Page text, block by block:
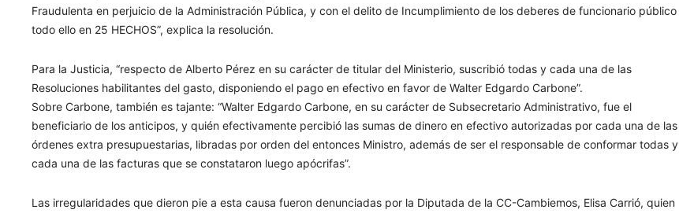
Fraudulenta en perjuicio de la Administración Pública, y con el delito de Incumplimiento de los deberes de funcionario público
todo ello en 25 HECHOS”, explica la resolución.
Para la Justicia, “respecto de Alberto Pérez en su carácter de titular del Ministerio, suscribió todas y cada una de las
Resoluciones habilitantes del gasto, disponiendo el pago en efectivo en favor de Walter Edgardo Carbone”.
Sobre Carbone, también es tajante: “Walter Edgardo Carbone, en su carácter de Subsecretario Administrativo, fue el
beneficiario de los anticipos, y quién efectivamente percibió las sumas de dinero en efectivo autorizadas por cada una de las
órdenes extra presupuestarias, libradas por orden del entonces Ministro, además de ser el responsable de conformar todas y
cada una de las facturas que se constataron luego apócrifas”.
Las irregularidades que dieron pie a esta causa fueron denunciadas por la Diputada de la CC-Cambiemos, Elisa Carrió, quien